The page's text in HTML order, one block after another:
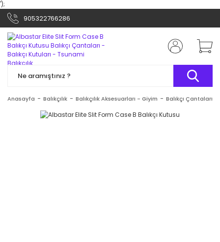
');
905322766286
Anasayfa Balıkçılık Balıkçılık Aksesuarları - Giyim Balıkçı Çantaları -